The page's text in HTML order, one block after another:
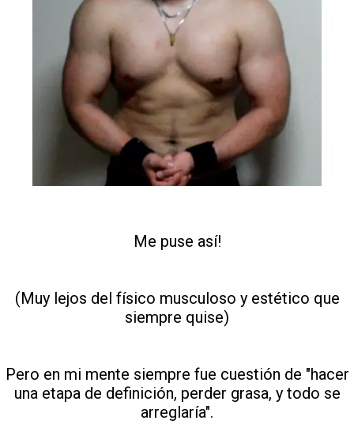
Me puse así!
(Muy lejos del físico musculoso y estético que
siempre quise)
Pero en mi mente siempre fue cuestión de "hacer
una etapa de definición, perder grasa, y todo se
arreglaría".